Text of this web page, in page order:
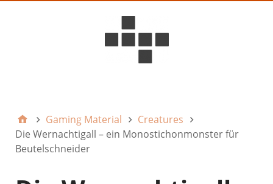
Gaming Material
Creatures
Die Wernachtigall – ein Monostichonmonster für
Beutelschneider